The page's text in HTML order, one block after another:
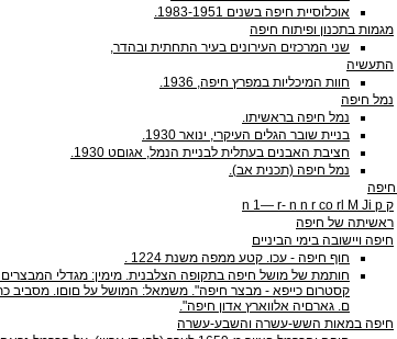
אוכלוסיית חיפה בשנים ‭.1983-1951‬
מגמות בתכנון ופיתוח חיפה
שני המרכזים העירונים בעיר התחתית ובהדר,
התעשיה
חוות המיכליות במפרץ חיפה, ‭.1936‬
נמל חיפה
נמל חיפה בראשיתו.
בניית שובר הגלים העיקרי, ינואר ‭.1930‬
חציבת האבנים בעתלית לבניית הנמל, אגוםט ‭.1930‬
נמל חיפה (תכנית אב‭.(‬
חיפה
ק n ‭1—‬ ‭r-‬ n ‭n r‬ co rl M ‭Ji p‬
ראשיתה של חיפה
חיפה ויישובה בימי הביניים
חוף חיפה - עכו. קטע ממפה משנת ‭. 1224‬
חותמת של מושל חיפה בתקופה הצלבנית. מימין: מגדלי המבצרים
קסטרום כייפא - מבצר חיפה‭."‬ משמאל: המושל על םוםו.
ם. גארםיה אלווארץ אדון חיפה‭."‬
חיפה במאות השש-עשרה והשבע-עשרה